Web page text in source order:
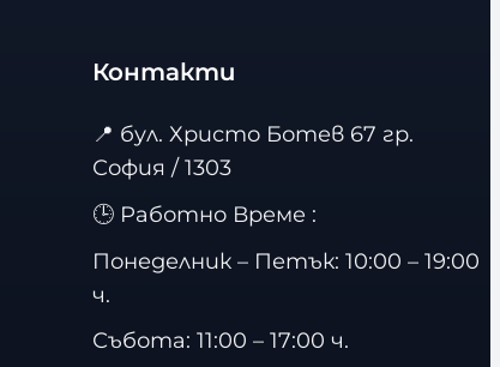
Контакти
📍 бул. Христо Ботев 67 гр.
София / 1303
🕒 Работно Време :
Понеделник – Петък: 10:00 – 19:00
ч.
Събота: 11:00 – 17:00 ч.